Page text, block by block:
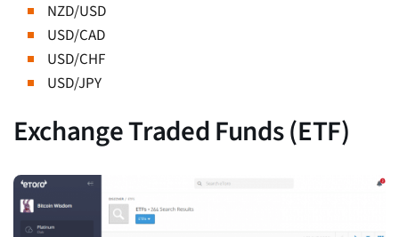
NZD/USD
USD/CAD
USD/CHF
USD/JPY
Exchange Traded Funds (ETF)